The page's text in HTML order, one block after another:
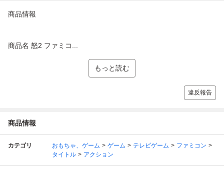
商品情報
商品名 怒2 ファミコ...
もっと読む
違反報告
商品情報
カテゴリ おもちゃ、ゲーム ゲーム テレビゲーム
ファミコン
タイトル
アクション